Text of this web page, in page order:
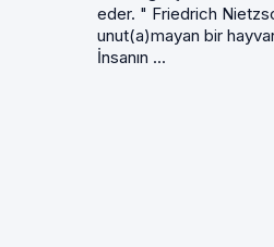
eder. " Friedrich
unut(a)mayan bir
İnsanın ...